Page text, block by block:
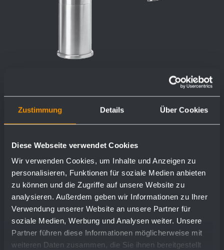
Zustimmung Details Über Cookies
Diese Webseite verwendet Cookies
Wir verwenden Cookies, um Inhalte und Anzeigen zu
personalisieren, Funktionen für soziale Medien anbieten
zu können und die Zugriffe auf unsere Website zu
analysieren. Außerdem geben wir Informationen zu Ihrer
Verwendung unserer Website an unsere Partner für
soziale Medien, Werbung und Analysen weiter. Unsere
Partner führen diese Informationen möglicherweise mit
weiteren Daten zusammen, die Sie ihnen bereitgestellt
Waschtischarmatur WA100
Ø 45 x 170 x 155 mm
Normaldruck
Mehr